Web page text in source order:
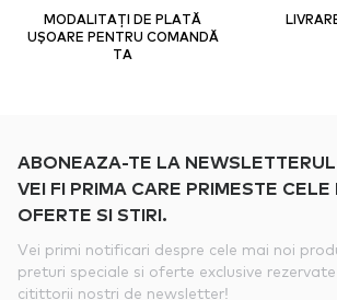
MODALITAȚI DE PLATĂ
UȘOARE PENTRU COMANDĂ
TA
ABONEAZA-TE LA NEWSLETTERUL
VEI FI PRIMA CARE PRIMESTE CELE
OFERTE SI STIRI.
Vei primi notificari despre cele mai noi
preturi speciale si oferte exclusive
citittorii nostri de newsletter!